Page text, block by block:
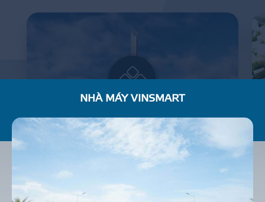
BẢO TÀNG LỊCH SỬ QUÂN SỰ VIỆT NAM
NHÀ MÁY VINSMART